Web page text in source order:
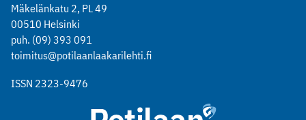
Mäkelänkatu 2, PL 49
00510 Helsinki
puh. (09) 393 091
toimitus@potilaanlaakarilehti.fi
ISSN 2323-9476